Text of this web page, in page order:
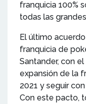
franquicia 100%
todas las
El último
franquicia de
Santander, con
expansión de la
2021 y seguir
Con este pacto,